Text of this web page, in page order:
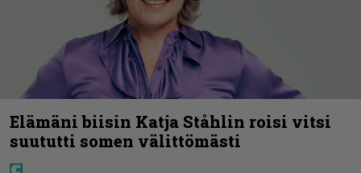
Elämäni biisin Katja Ståhlin roisi vitsi
suututti somen välittömästi